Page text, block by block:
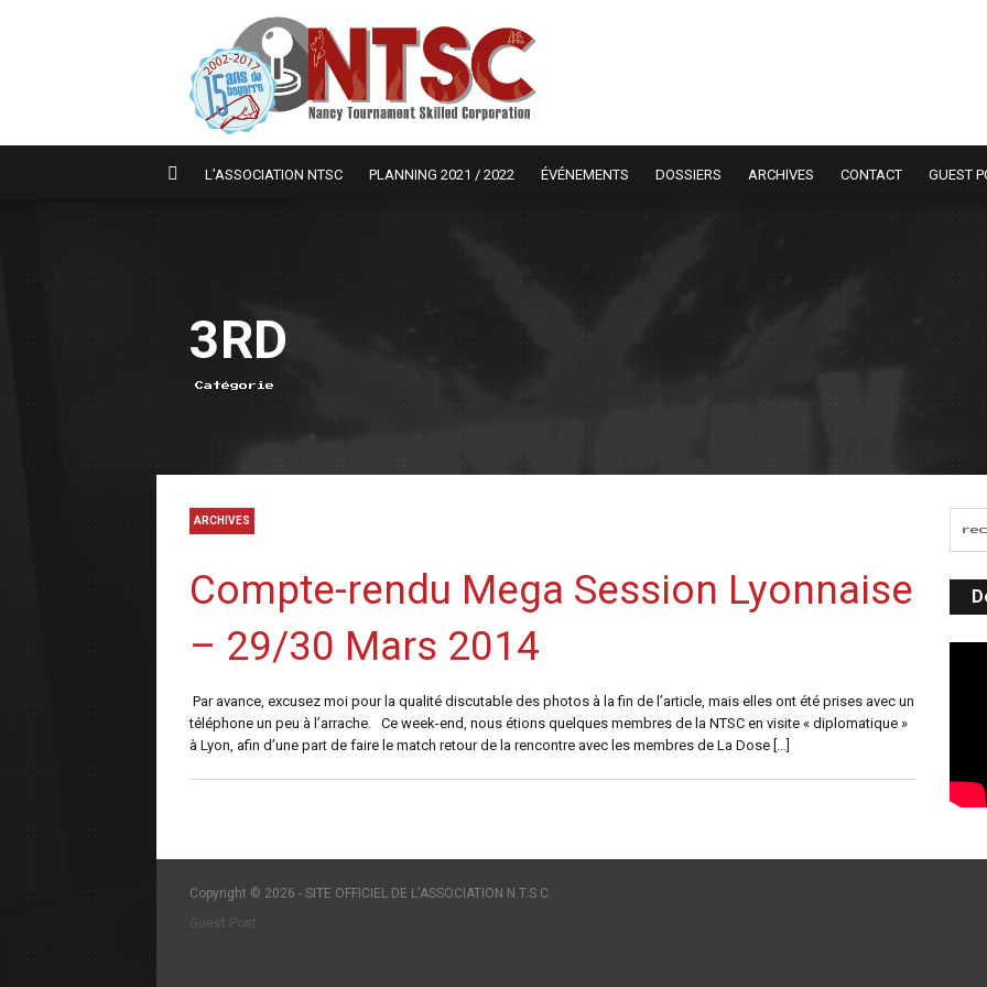
L’ASSOCIATION NTSC PLANNING 2021 / 2022 ÉVÉNEMENTS DOSSIERS ARCHIVES CONTACT GUEST
3RD
Catégorie
ARCHIVES
Compte-rendu Mega Session Lyonnaise
– 29/30 Mars 2014
Par avance, excusez moi pour la qualité discutable des photos à la fin de l’article, mais elles ont été prises avec un
téléphone un peu à l’arrache. Ce week-end, nous étions quelques membres de la NTSC en visite « diplomatique »
à Lyon, afin d’une part de faire le match retour de la rencontre avec les membres de La Dose […]
Copyright © 2026 - SITE OFFICIEL DE L'ASSOCIATION N.T.S.C.
Guest Post